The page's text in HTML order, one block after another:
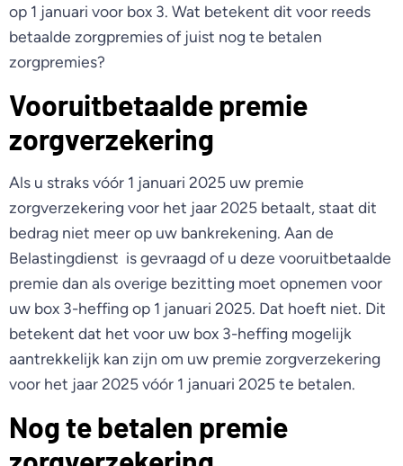
op 1 januari voor box 3. Wat betekent dit voor reeds
betaalde zorgpremies of juist nog te betalen
zorgpremies?
Vooruitbetaalde premie
zorgverzekering
Als u straks vóór 1 januari 2025 uw premie
zorgverzekering voor het jaar 2025 betaalt, staat dit
bedrag niet meer op uw bankrekening. Aan de
Belastingdienst is gevraagd of u deze vooruitbetaalde
premie dan als overige bezitting moet opnemen voor
uw box 3-heffing op 1 januari 2025. Dat hoeft niet. Dit
betekent dat het voor uw box 3-heffing mogelijk
aantrekkelijk kan zijn om uw premie zorgverzekering
voor het jaar 2025 vóór 1 januari 2025 te betalen.
Nog te betalen premie